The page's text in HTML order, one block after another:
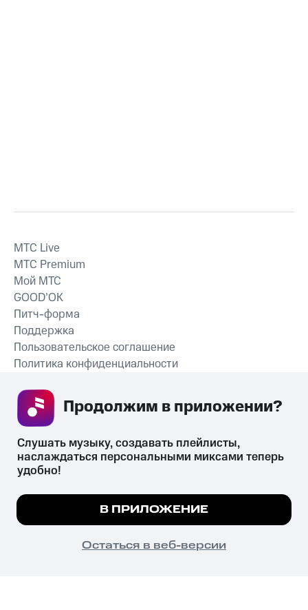
СКАЧАТЬ ПРИЛОЖЕНИЕ
MTС Live
MTС Premium
Мой МТС
GOOD’OK
Питч-форма
Поддержка
Пользовательское соглашение
Политика конфиденциальности
психотропных веществ, их аналогов причиняет вред здоровью,
их незаконный оборот запрещён и влечёт установленную
законодательством ответственность.
© 2026 ООО «КИОН».
Все права защищены
Мы используем куки, чтобы на сайте все
Подробнее
ПОНЯТНО
Слушать музыку, создавать плейлисты,
наслаждаться персональными миксами теперь
удобно!
В ПРИЛОЖЕНИЕ
Остаться в веб-версии